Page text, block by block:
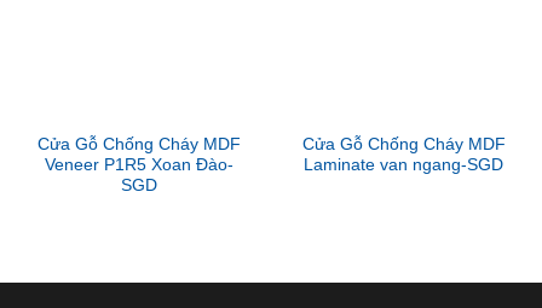
Cửa Gỗ Chống Cháy MDF
Veneer P1R5 Xoan Đào-
SGD
Cửa Gỗ Chống Cháy MDF
Laminate van ngang-SGD